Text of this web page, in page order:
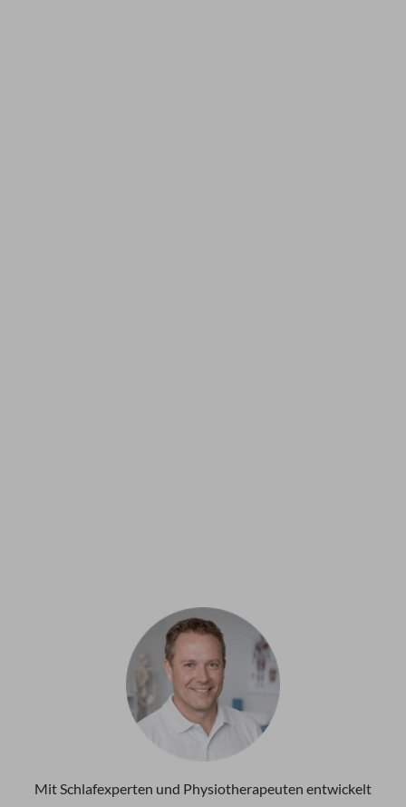
Mit Schlafexperten und Physiotherapeuten entwickelt